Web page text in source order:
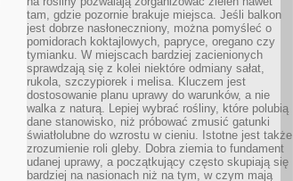
tam, gdzie pozornie brakuje miejsca. Jeśli balkon
jest dobrze nasłoneczniony, można pomyśleć o
pomidorach koktajlowych, papryce, oregano czy
tymianku. W miejscach bardziej zacienionych
sprawdzają się z kolei niektóre odmiany sałat,
rukola, szczypiorek i melisa. Kluczem jest
dostosowanie planu uprawy do warunków, a nie
walka z naturą. Lepiej wybrać rośliny, które polubią
dane stanowisko, niż próbować zmusić gatunki
światłolubne do wzrostu w cieniu. Istotne jest także
zrozumienie roli gleby. Dobra ziemia to fundament
udanej uprawy, a początkujący często skupiają się
bardziej na nasionach niż na tym, w czym mają